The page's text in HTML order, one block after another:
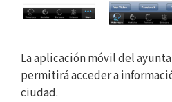
La aplicación móvil del
permitirá acceder a
ciudad.